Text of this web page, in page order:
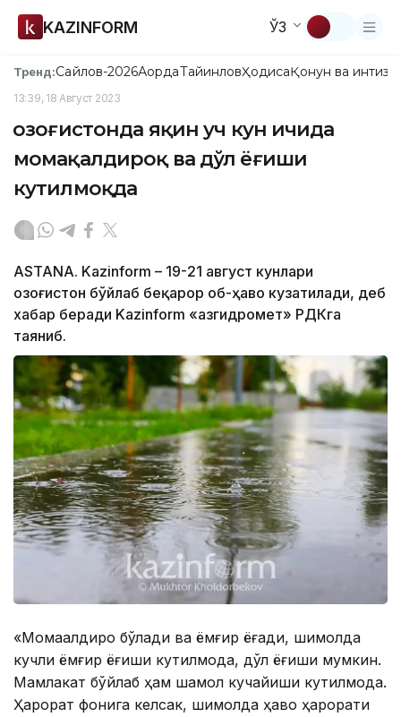
KAZINFORM ЎЗ
Тренд:Сайлов-2026АқордаТайинловҲодисаҚонун ва
13:39, 18 Август 2023
Қозоғистонда яқин уч кун ичида
момақалдироқ ва дўл ёғиши
кутилмоқда
ASTANA. Kazinform – 19-21 август кунлари
Қозоғистон бўйлаб беқарор об-ҳаво кузатилади, деб
хабар беради Kazinform «Қазгидромет» РДКга
таяниб.
«Момақалдироқ бўлади ва ёмғир ёғади, шимолда
кучли ёмғир ёғиши кутилмоқда, дўл ёғиши мумкин.
Мамлакат бўйлаб ҳам шамол кучайиши кутилмоқда.
Ҳарорат фонига келсак, шимолда ҳаво ҳарорати